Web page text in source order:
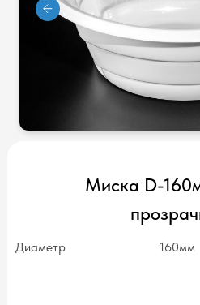
Миска D-
160мм
Диаметр